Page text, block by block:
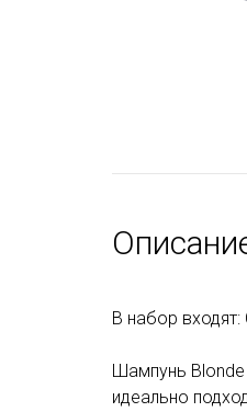
В набор входят:
Шампунь Blonde
идеально